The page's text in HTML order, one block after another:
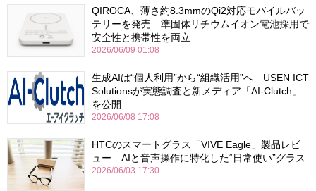
QIROCA、薄さ約8.3mmのQi2対応モバイルバッ
テリーを発売 準固体リチウムイオン電池採用で
安全性と携帯性を両立
2026/06/09 01:08
生成AIは“個人利用”から“組織活用”へ USEN ICT
Solutionsが実態調査と新メディア「AI-Clutch」
を公開
2026/06/08 17:08
HTCのスマートグラス「VIVE Eagle」製品レビ
ュー AIと音声操作に特化した“日常使い”グラス
2026/06/03 17:30